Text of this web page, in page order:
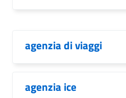
agenzia di viaggi
agenzia ice